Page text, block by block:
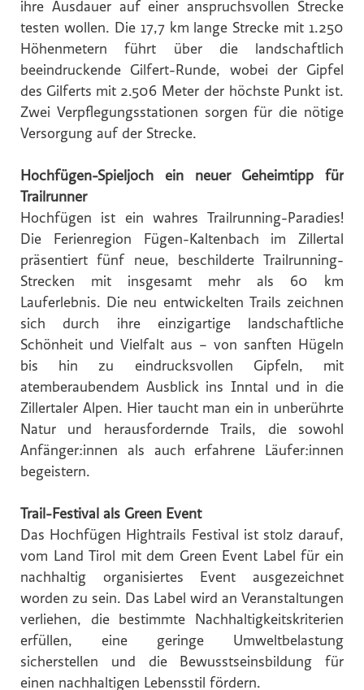
International Student House (in's)
Schmittenhöhebahn AG
Internationaler Skiareatest GmbH
ihre Ausdauer auf einer anspruchsvollen Strecke
testen wollen. Die 17,7 km lange Strecke mit 1.250
Höhenmetern führt über die landschaftlich
beeindruckende Gilfert-Runde, wobei der Gipfel
des Gilferts mit 2.506 Meter der höchste Punkt ist.
Zwei Verpflegungsstationen sorgen für die nötige
Versorgung auf der Strecke.
Hochfügen-Spieljoch ein neuer Geheimtipp für
Trailrunner
Hochfügen ist ein wahres Trailrunning-Paradies!
Die Ferienregion Fügen-Kaltenbach im Zillertal
präsentiert fünf neue, beschilderte Trailrunning-
Strecken mit insgesamt mehr als 60 km
Lauferlebnis. Die neu entwickelten Trails zeichnen
sich durch ihre einzigartige landschaftliche
Schönheit und Vielfalt aus – von sanften Hügeln
bis hin zu eindrucksvollen Gipfeln, mit
atemberaubendem Ausblick ins Inntal und in die
Zillertaler Alpen. Hier taucht man ein in unberührte
Natur und herausfordernde Trails, die sowohl
Anfänger:innen als auch erfahrene Läufer:innen
begeistern.
Trail-Festival als Green Event
Das Hochfügen Hightrails Festival ist stolz darauf,
vom Land Tirol mit dem Green Event Label für ein
nachhaltig organisiertes Event ausgezeichnet
worden zu sein. Das Label wird an Veranstaltungen
verliehen, die bestimmte Nachhaltigkeitskriterien
erfüllen, eine geringe Umweltbelastung
sicherstellen und die Bewusstseinsbildung für
einen nachhaltigen Lebensstil fördern.